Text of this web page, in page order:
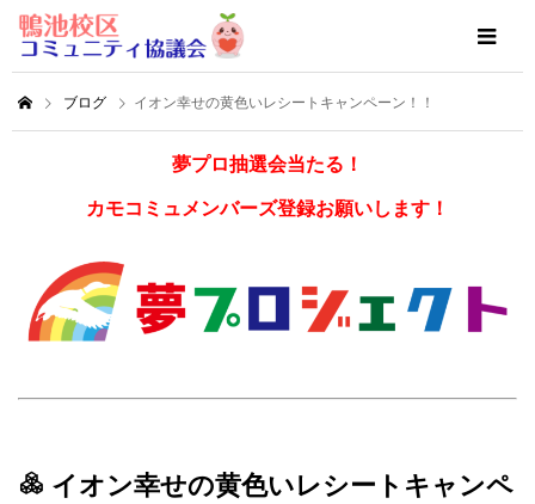
ブログ イオン幸せの黄色いレシートキャンペーン！！
夢プロ抽選会当たる！
カモコミュメンバーズ登録お願いします！
イオン幸せの黄色いレシートキャンペ